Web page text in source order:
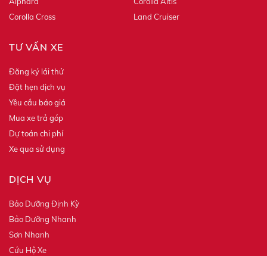
Corolla Cross
Land Cruiser
TƯ VẤN XE
Đăng ký lái thử
Đặt hẹn dịch vụ
Yêu cầu báo giá
Mua xe trả góp
Dự toán chi phí
Xe qua sử dụng
DỊCH VỤ
Bảo Dưỡng Định Kỳ
Bảo Dưỡng Nhanh
Sơn Nhanh
Cứu Hộ Xe